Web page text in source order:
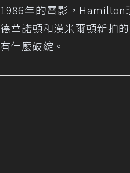
1986年的電影，Hamilton
德華諾頓和漢米爾頓新拍
有什麼破綻。